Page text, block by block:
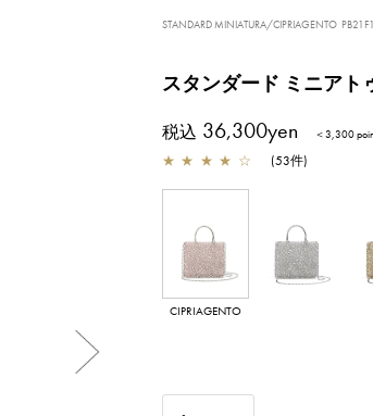
STANDARD MINIATURA/CIPRIAGENTO
スタンダード ミニア
税込 36,300yen ＜3,300
★ ★ ★ ★ ☆ (53件)
CIPRIAGENTO